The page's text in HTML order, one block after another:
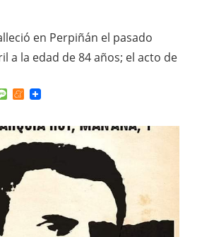
en Perpiñán el pasado
a la edad de 84 años; el acto de
MessageMeneame